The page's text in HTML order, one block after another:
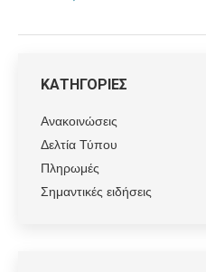
ΚΑΤΗΓΟΡΙΕΣ
Ανακοινώσεις
Δελτία Τύπου
Πληρωμές
Σημαντικές ειδήσεις